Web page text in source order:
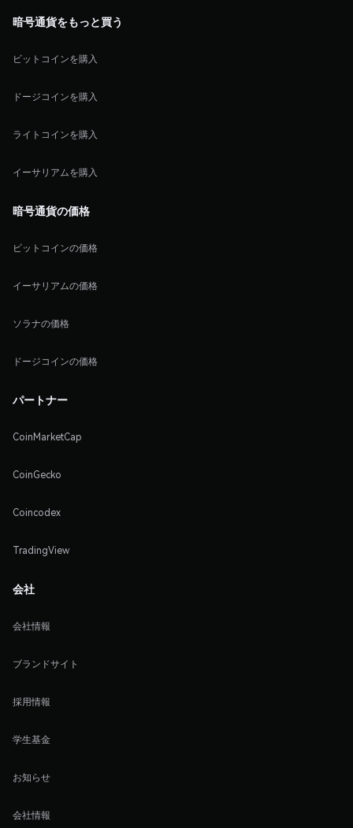
暗号通貨をもっと買う
ビットコインを購入
ドージコインを購入
ライトコインを購入
イーサリアムを購入
暗号通貨の価格
ビットコインの価格
イーサリアムの価格
ソラナの価格
ドージコインの価格
パートナー
CoinMarketCap
CoinGecko
Coincodex
TradingView
会社
会社情報
ブランドサイト
採用情報
学生基金
お知らせ
会社情報